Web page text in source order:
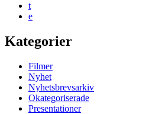
t
e
Kategorier
Filmer
Nyhet
Nyhetsbrevsarkiv
Okategoriserade
Presentationer